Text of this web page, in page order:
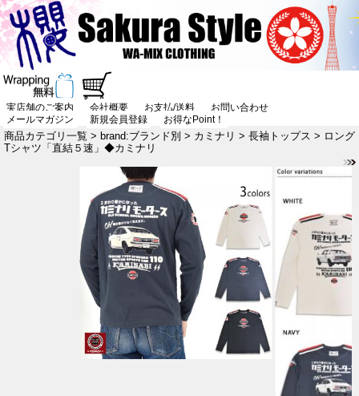
実店舗のご案内 会社概要 お支払/送料
お問い合わせ
メールマガジン
新規会員登録 お得なPoint！
商品カテゴリ一覧 > brand:ブランド別 > カミナリ > 長袖トップス > ロング
Tシャツ「直結５速」◆カミナリ